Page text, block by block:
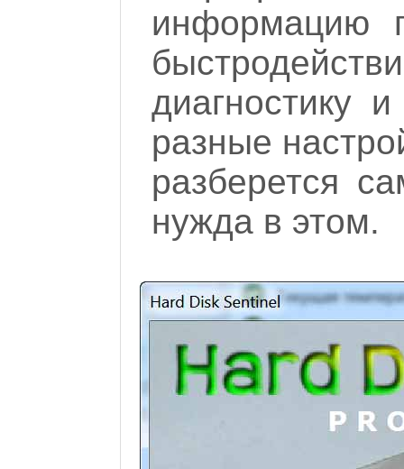
информацию
диагностику
разные
разберется
нужда в этом.